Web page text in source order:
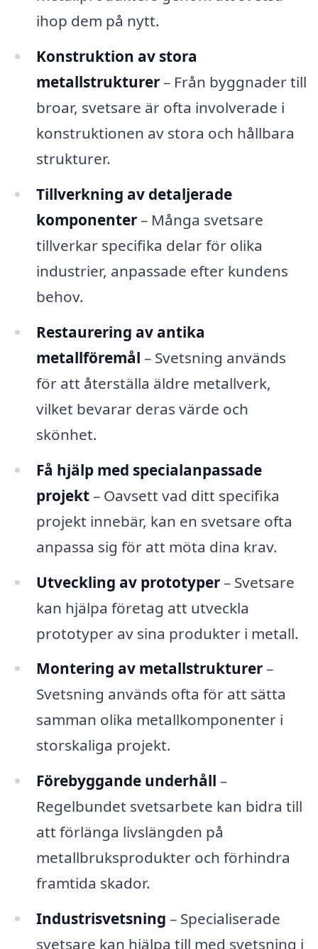
ihop dem på nytt.
Konstruktion av stora
metallstrukturer– Från byggnader till
broar, svetsare är ofta involverade i
konstruktionen av stora och hållbara
strukturer.
Tillverkning av detaljerade
komponenter– Många svetsare
tillverkar specifika delar för olika
industrier, anpassade efter kundens
behov.
Restaurering av antika
metallföremål – Svetsning används
för att återställa äldre metallverk,
vilket bevarar deras värde och
skönhet.
Få hjälp med specialanpassade
projekt– Oavsett vad ditt specifika
projekt innebär, kan en svetsare ofta
anpassa sig för att möta dina krav.
Utveckling av prototyper– Svetsare
kan hjälpa företag att utveckla
prototyper av sina produkter i metall.
Montering av metallstrukturer–
Svetsning används ofta för att sätta
samman olika metallkomponenter i
storskaliga projekt.
Förebyggande underhåll –
Regelbundet svetsarbete kan bidra till
att förlänga livslängden på
metallbruksprodukter och förhindra
framtida skador.
Industrisvetsning – Specialiserade
svetsare kan hjälpa till med svetsning i